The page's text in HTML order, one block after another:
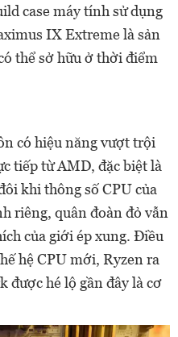
case máy tính sử dụng
IX Extreme là sản
thể sở hữu ở thời điểm
có hiệu năng vượt trội
tiếp từ AMD, đặc biệt là
khi thông số CPU của
riêng, quân đoàn đỏ vẫn
của giới ép xung. Điều
hệ CPU mới, Ryzen ra
được hé lộ gần đây là cơ